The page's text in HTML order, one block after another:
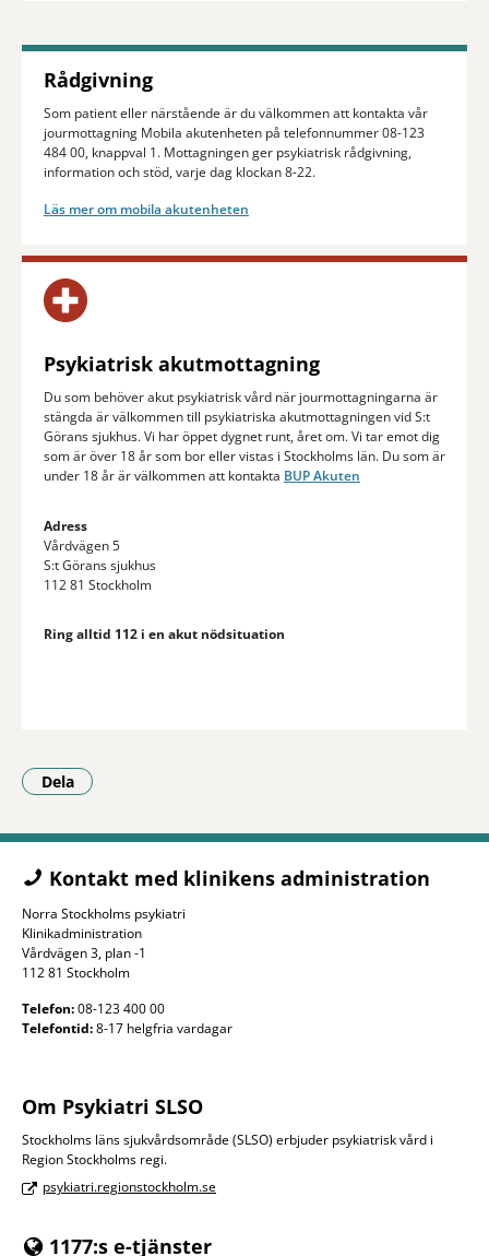
Rådgivning
Som patient eller närstående är du välkommen att kontakta vår
jourmottagning Mobila akutenheten på telefonnummer 08-123
484 00, knappval 1. Mottagningen ger psykiatrisk rådgivning,
information och stöd, varje dag klockan 8-22.
Läs mer om mobila akutenheten
Psykiatrisk akut­mot­tagning
Du som behöver akut psykiatrisk vård när jourmottagningarna är
stängda är välkommen till psykiatriska akutmottagningen vid S:t
Görans sjukhus. Vi har öppet dygnet runt, året om. Vi tar emot dig
som är över 18 år som bor eller vistas i Stockholms län. Du som är
under 18 år är välkommen att kontakta BUP Akuten
Adress
Vårdvägen 5
S:t Görans sjukhus
112 81 Stockholm
Ring alltid 112 i en akut nödsituation
Dela
- Klicka för att öppna delningsalternativ.
Kontakt med klinikens administration
Norra Stockholms psykiatri
Klinikadministration
Vårdvägen 3, plan -1
112 81 Stockholm
Telefon:08-123 400 00
Telefontid:8-17 helgfria vardagar
Om Psykiatri SLSO
Stockholms läns sjukvårdsområde (SLSO) erbjuder psykiatrisk vård i
Region Stockholms regi.
psykiatri.regionstockholm.se
1177:s e-tjänster